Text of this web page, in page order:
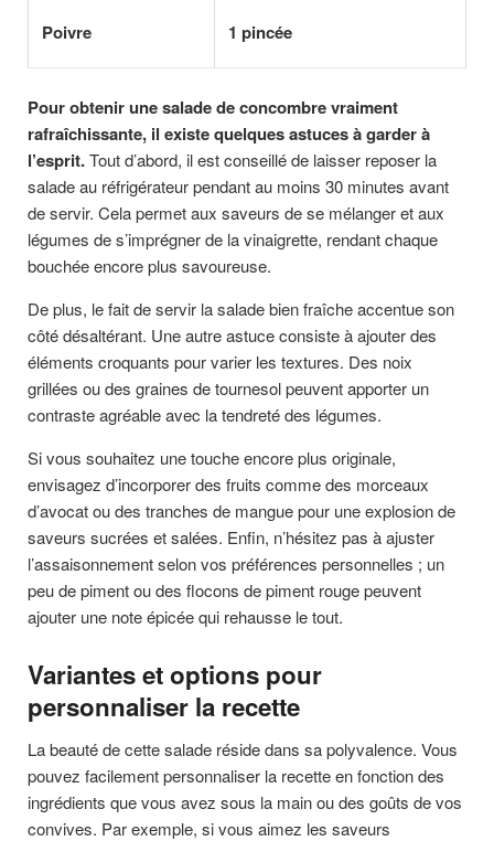
Poivre 1 pincée
Pour obtenir une salade de concombre vraiment
rafraîchissante, il existe quelques astuces à garder à
l’esprit.Tout d’abord, il est conseillé de laisser reposer la
salade au réfrigérateur pendant au moins 30 minutes avant
de servir. Cela permet aux saveurs de se mélanger et aux
légumes de s’imprégner de la vinaigrette, rendant chaque
bouchée encore plus savoureuse.
De plus, le fait de servir la salade bien fraîche accentue son
côté désaltérant. Une autre astuce consiste à ajouter des
éléments croquants pour varier les textures. Des noix
grillées ou des graines de tournesol peuvent apporter un
contraste agréable avec la tendreté des légumes.
Si vous souhaitez une touche encore plus originale,
envisagez d’incorporer des fruits comme des morceaux
d’avocat ou des tranches de mangue pour une explosion de
saveurs sucrées et salées. Enfin, n’hésitez pas à ajuster
l’assaisonnement selon vos préférences personnelles ; un
peu de piment ou des flocons de piment rouge peuvent
ajouter une note épicée qui rehausse le tout.
Variantes et options pour
personnaliser la recette
La beauté de cette salade réside dans sa polyvalence. Vous
pouvez facilement personnaliser la recette en fonction des
ingrédients que vous avez sous la main ou des goûts de vos
convives. Par exemple, si vous aimez les saveurs